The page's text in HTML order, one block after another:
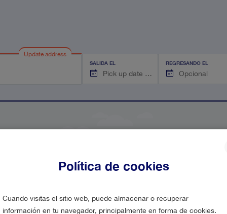
Update address
SALIDA EL REGRESANDO EL
Política de cookies
Cuando visitas el sitio web, puede almacenar o recuperar
información en tu navegador, principalmente en forma de cookies.